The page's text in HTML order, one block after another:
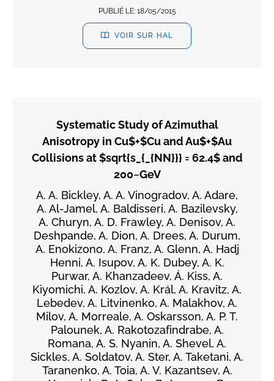
PUBLIÉ LE: 18/05/2015
VOIR SUR HAL
Systematic Study of Azimuthal
Anisotropy in Cu$+$Cu and Au$+$Au
Collisions at $sqrt{s_{_{NN}}} = 62.4$ and
200~GeV
A. A. Bickley, A. A. Vinogradov, A. Adare,
A. Al-Jamel, A. Baldisseri, A. Bazilevsky,
A. Churyn, A. D. Frawley, A. Denisov, A.
Deshpande, A. Dion, A. Drees, A. Durum,
A. Enokizono, A. Franz, A. Glenn, A. Hadj
Henni, A. Isupov, A. K. Dubey, A. K.
Purwar, A. Khanzadeev, Á. Kiss, A.
Kiyomichi, A. Kozlov, A. Král, A. Kravitz, A.
Lebedev, A. Litvinenko, A. Malakhov, A.
Milov, A. Morreale, A. Oskarsson, A. P. T.
Palounek, A. Rakotozafindrabe, A.
Romana, A. S. Nyanin, A. Shevel, A.
Sickles, A. Soldatov, A. Ster, A. Taketani, A.
Taranenko, A. Toia, A. V. Kazantsev, A.